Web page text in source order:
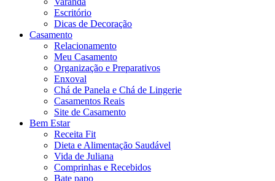
Escritório
Dicas de Decoração
Casamento
Relacionamento
Meu Casamento
Organização e Preparativos
Enxoval
Chá de Panela e Chá de Lingerie
Casamentos Reais
Site de Casamento
Bem Estar
Receita Fit
Dieta e Alimentação Saudável
Vida de Juliana
Comprinhas e Recebidos
Bate papo